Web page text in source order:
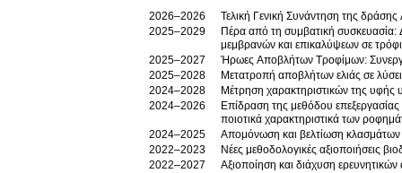
2026–2026
Τελική Γενική Συνάντηση της
2025–2029
Πέρα από τη συμβατική συσκευασία:
μεμβρανών και επικαλύψεων σε
2025–2027
Ήρωες Αποβλήτων Τροφίμων:
2025–2028
Μετατροπή αποβλήτων ελιάς σε
2024–2028
Mέτρηση χαρακτηριστικών της υφής
2024–2026
Επίδραση της μεθόδου
ποιοτικά χαρακτηριστικά των
2024–2025
Απομόνωση και βελτίωση
2022–2023
Νέες μεθοδολογικές αξιοποιήσεις
2022–2027
Αξιοποίηση και διάχυση